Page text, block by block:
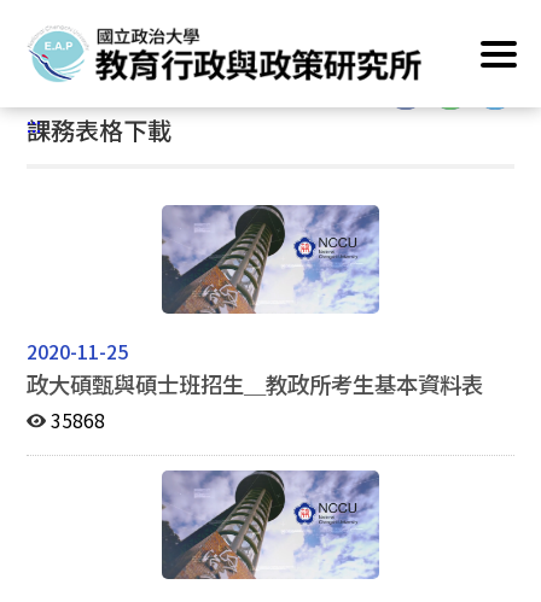
到
要
內
首頁 /資訊專區 / 課務表格下載
:::
課務表格下載
2020-11-25
政大碩甄與碩士班招生＿教政所考生基本資料表
35868